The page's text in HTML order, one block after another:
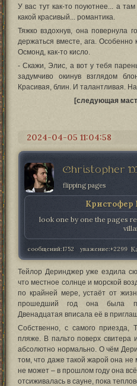
У вас тут как-то поуютнее... а
какой красивый... романтика.
Тяжко вздохнув, она повернула
держаться вместе, ага. Особенно
Осмонд, как-то кисло.
- Скажи, Элис, а вот у тебя
задумчиво окинув взглядом
Красивая, блин. И талантливая.
[следующая
2024-04-05 11:04:58
Christopher
flipping pages
Кристофер
look one by one the pages
сообщений:1752 уважение:+2299
Тейлор Деринджер уже ездила
что местное солнце и морской
по крайней мере, устаёт от
прошедший год она была
Двенадцатая вписала её в
Собственно, с самого приезда,
пляже. В пальто поверх
абсолютно нормально. О чём
том, что даже такой жарой она не
не может – в прошлом году она
отсиживалась в сауне, пока